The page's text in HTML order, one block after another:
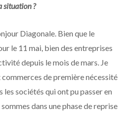
situation ?
Diagonale. Bien que le
le 11 mai, bien des entreprises
depuis le mois de mars. Je
de première nécessité
sociétés qui ont pu passer en
dans une phase de reprise